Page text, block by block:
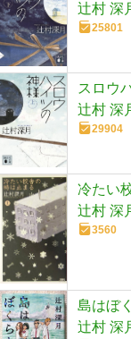
辻村 深
25801
スロウ
辻村 深
29904
冷たい
辻村 深
3560
島はぼ
辻村 深